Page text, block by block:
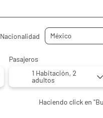
Nacionalidad
Pasajeros
1 Habitación,2
adultos
Haciendo click en